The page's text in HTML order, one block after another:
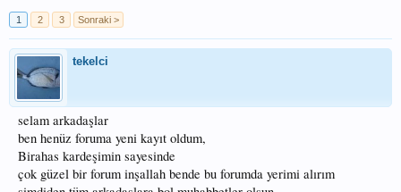
1 2 3 Sonraki >
tekelci
selam arkadaşlar
ben henüz foruma yeni kayıt oldum,
Birahas kardeşimin sayesinde
çok güzel bir forum inşallah bende bu forumda yerimi alırım